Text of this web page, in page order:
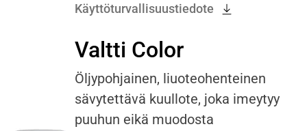
Käyttöturvallisuustiedote
Valtti Color
Öljypohjainen, liuoteohenteinen
sävytettävä kuullote, joka imeytyy
puuhun eikä muodosta